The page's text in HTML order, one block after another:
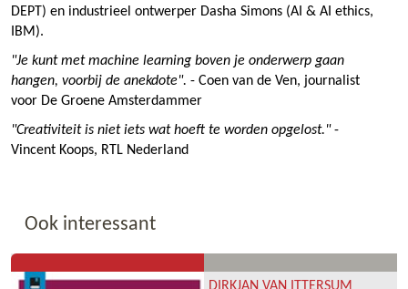
DEPT) en industrieel ontwerper Dasha Simons (AI & AI ethics,
IBM).
"Je kunt met machine learning boven je onderwerp gaan
hangen, voorbij de anekdote". - Coen van de Ven, journalist
voor De Groene Amsterdammer
"Creativiteit is niet iets wat hoeft te worden opgelost."-
Vincent Koops, RTL Nederland
Ook interessant
DIRKJAN VAN ITTERSUM